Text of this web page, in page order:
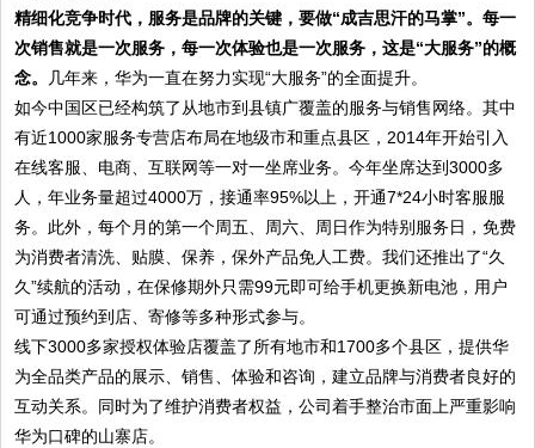
精细化竞争时代，服务是品牌的关键，要做“成吉思汗的马掌”。每一
次销售就是一次服务，每一次体验也是一次服务，这是“大服务”的概
念。
几年来，华为一直在努力实现“大服务”的全面提升。
如今中国区已经构筑了从地市到县镇广覆盖的服务与销售网络。其中
有近1000家服务专营店布局在地级市和重点县区，2014年开始引入
在线客服、电商、互联网等一对一坐席业务。今年坐席达到3000多
人，年业务量超过4000万，接通率95%以上，开通7*24小时客服服
务。此外，每个月的第一个周五、周六、周日作为特别服务日，免费
为消费者清洗、贴膜、保养，保外产品免人工费。我们还推出了“久
久”续航的活动，在保修期外只需99元即可给手机更换新电池，用户
可通过预约到店、寄修等多种形式参与。
线下3000多家授权体验店覆盖了所有地市和1700多个县区，提供华
为全品类产品的展示、销售、体验和咨询，建立品牌与消费者良好的
互动关系。同时为了维护消费者权益，公司着手整治市面上严重影响
华为口碑的山寨店。